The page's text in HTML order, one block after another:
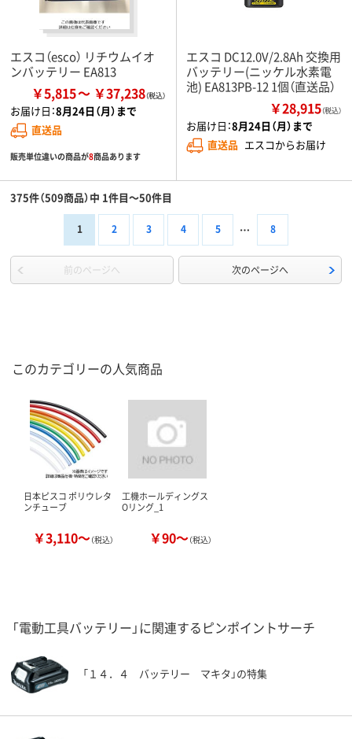
エスコ（esco） リチウムイオ
ンバッテリー EA813
￥5,815 ￥37,238
お届け日：8月24日（月）まで
直送品
販売単位違いの商品が8商品あります
エスコ DC12.0V/2.8Ah 交換用
バッテリー(ニッケル水素電
池) EA813PB-12 1個（直送品）
￥28,915（税込）
お届け日：8月24日（月）まで
直送品 エスコからお届け
375件（509商品）中 1件目～50件目
1 2 3 4 5 8
前のページへ 次のページへ
このカテゴリーの人気商品
日本ピスコ ポリウレタ
ンチューブ
￥3,110～（税込）
工機ホールディングス
Oリング_1
￥90～（税込）
「電動工具バッテリー」に関連するピンポイントサーチ
「１４．４ バッテリー マキタ」の特集